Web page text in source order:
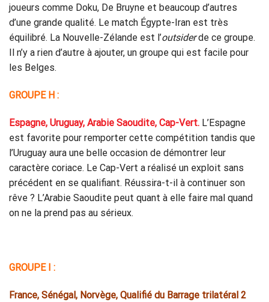
joueurs comme Doku, De Bruyne et beaucoup d’autres
d’une grande qualité. Le match Égypte-Iran est très
équilibré. La Nouvelle-Zélande est l’outsiderde ce groupe.
Il n’y a rien d’autre à ajouter, un groupe qui est facile pour
les Belges.
GROUPE H :
Espagne, Uruguay, Arabie Saoudite, Cap-Vert. L’Espagne
est favorite pour remporter cette compétition tandis que
l’Uruguay aura une belle occasion de démontrer leur
caractère coriace. Le Cap-Vert a réalisé un exploit sans
précédent en se qualifiant. Réussira-t-il à continuer son
rêve ? L’Arabie Saoudite peut quant à elle faire mal quand
on ne la prend pas au sérieux.
GROUPE I :
France, Sénégal, Norvège, Qualifié du Barrage trilatéral 2